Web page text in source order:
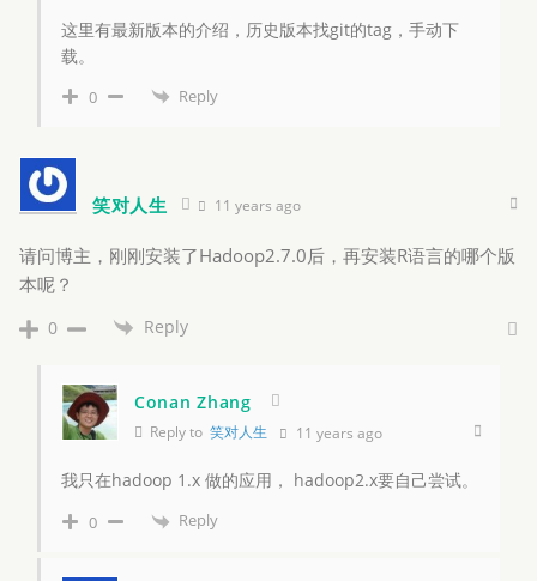
这里有最新版本的介绍，历史版本找git的tag，手动下
载。
0 Reply
笑对人生 11 years ago
请问博主，刚刚安装了Hadoop2.7.0后，再安装R语言的哪个版
本呢？
0 Reply
Conan Zhang
Reply to 笑对人生 11 years ago
我只在hadoop 1.x 做的应用， hadoop2.x要自己尝试。
0 Reply